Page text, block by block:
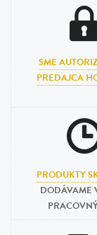
SME
PREDAJCA
PRODUKTY
DODÁVAME